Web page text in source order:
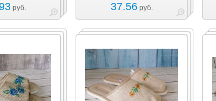
руб. 37.56руб.